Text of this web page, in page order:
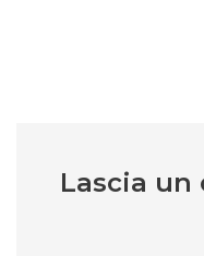
Lascia